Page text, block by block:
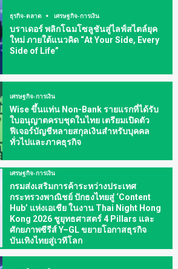
ธุรกิจ-ตลาด เศรษฐกิจ-การเงิน
บราเดอร์ พลิกโฉมโซลูชันสู่ไลฟ์สไตล์ยุค
ใหม่ ภายใต้แนวคิด “At Your Side, Every
Side of Life”
เศรษฐกิจ-การเงิน
Wise ขึ้นแท่น Non-Bank รายแรกที่ได้รับ
ใบอนุญาตครบชุดในไทย เตรียมเปิดตัว
ฟีเจอร์บัญชีหลายสกุลเงินสำหรับบุคคล
ทั่วไปและภาคธุรกิจ
เศรษฐกิจ-การเงิน
กรมส่งเสริมการค้าระหว่างประเทศ
กระทรวงพาณิชย์ ปักธงไทยสู่ ‘Content
Hub’ แห่งเอเชีย ในงาน Thai Night Hong
Kong 2026 ชูยุทธศาสตร์ 4 Pillars และ
ศักยภาพซีรีส์ Y–GL ขยายโอกาสธุรกิจ
บันเทิงไทยสู่เวทีโลก